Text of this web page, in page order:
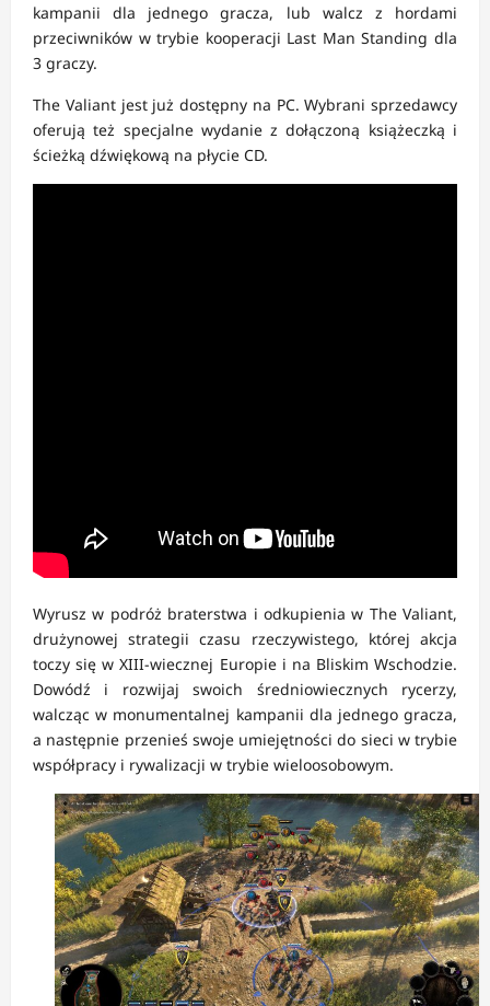
kampanii dla jednego gracza, lub walcz z hordami
przeciwników w trybie kooperacji Last Man Standing dla
3 graczy.
The Valiant jest już dostępny na PC. Wybrani sprzedawcy
oferują też specjalne wydanie z dołączoną książeczką i
ścieżką dźwiękową na płycie CD.
Wyrusz w podróż braterstwa i odkupienia w The Valiant,
drużynowej strategii czasu rzeczywistego, której akcja
toczy się w XIII-wiecznej Europie i na Bliskim Wschodzie.
Dowódź i rozwijaj swoich średniowiecznych rycerzy,
walcząc w monumentalnej kampanii dla jednego gracza,
a następnie przenieś swoje umiejętności do sieci w trybie
współpracy i rywalizacji w trybie wieloosobowym.